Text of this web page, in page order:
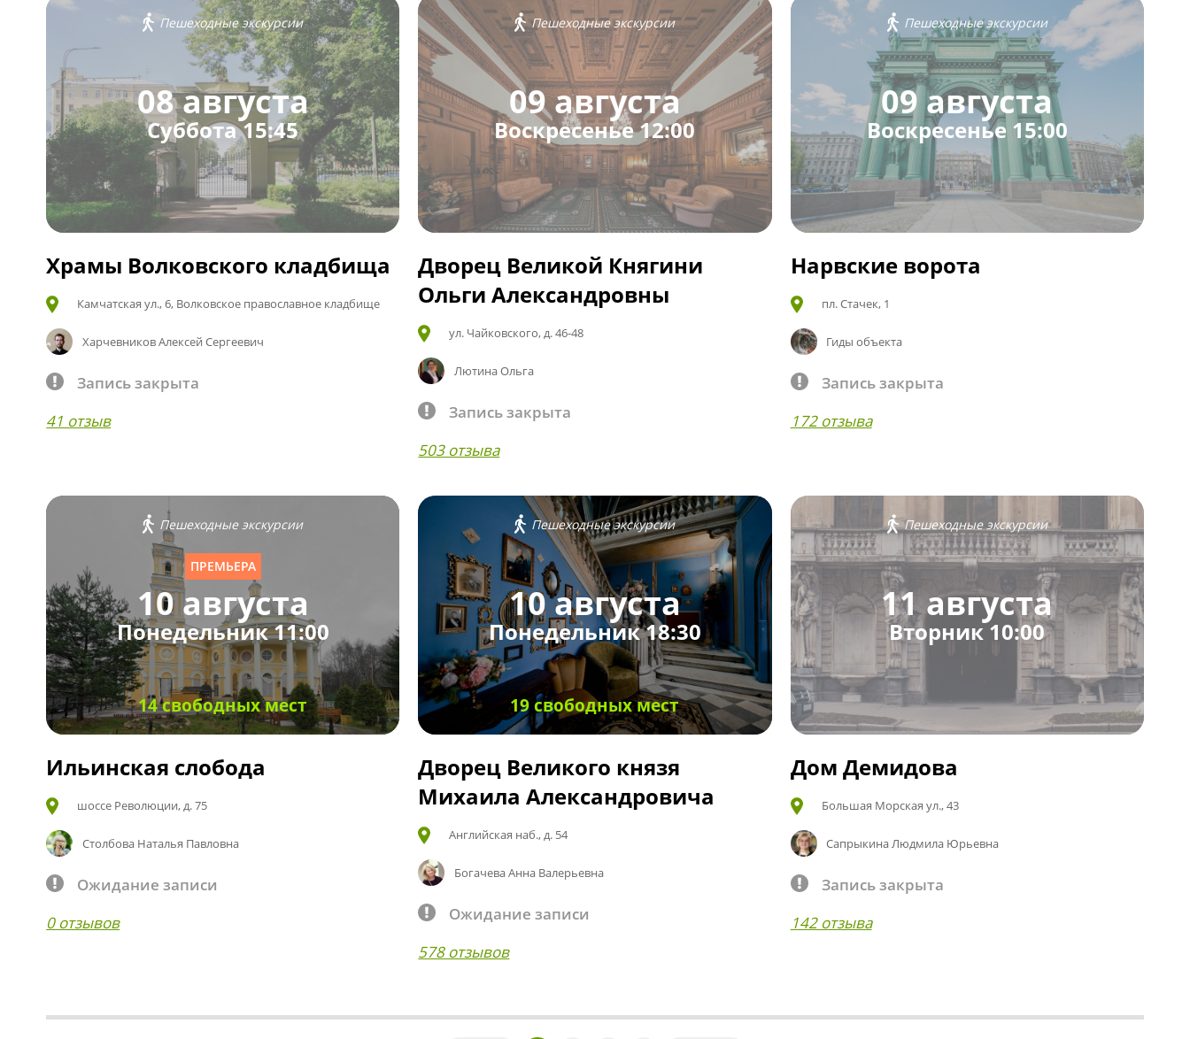
Пешеходные экскурсии
08 августа
Суббота 15:45
Храмы Волковского кладбища
Камчатская ул., 6, Волковское православное кладбище
Харчевников Алексей Сергеевич
Запись закрыта
41 отзыв
Пешеходные экскурсии
09 августа
Воскресенье 12:00
Дворец Великой Княгини
Ольги Александровны
ул. Чайковского, д. 46-48
Лютина Ольга
Запись закрыта
503 отзыва
Пешеходные экскурсии
09 августа
Воскресенье 15:00
Нарвские ворота
пл. Стачек, 1
Гиды объекта
Запись закрыта
172 отзыва
Пешеходные экскурсии
ПРЕМЬЕРА
10 августа
Понедельник 11:00
14 свободных мест
Ильинская слобода
шоссе Революции, д. 75
Столбова Наталья Павловна
Ожидание записи
0 отзывов
Пешеходные экскурсии
10 августа
Понедельник 18:30
19 свободных мест
Дворец Великого князя
Михаила Александровича
Английская наб., д. 54
Богачева Анна Валерьевна
Ожидание записи
578 отзывов
Пешеходные экскурсии
11 августа
Вторник 10:00
Дом Демидова
Большая Морская ул., 43
Сапрыкина Людмила Юрьевна
Запись закрыта
142 отзыва